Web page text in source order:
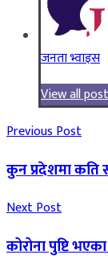
जनता भ्वाइस
View all
Previous Post
कुन प्रदेशमा कति
Next Post
कोरोना पुष्टि